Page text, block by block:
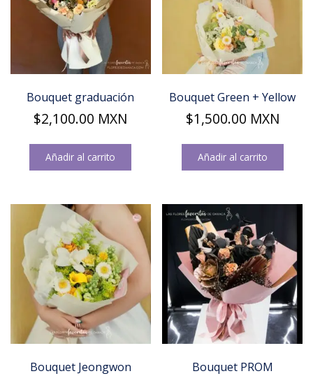
Bouquet graduación
$2,100.00 MXN
Añadir al carrito
Bouquet Green + Yellow
$1,500.00 MXN
Añadir al carrito
Bouquet Jeongwon Bouquet PROM